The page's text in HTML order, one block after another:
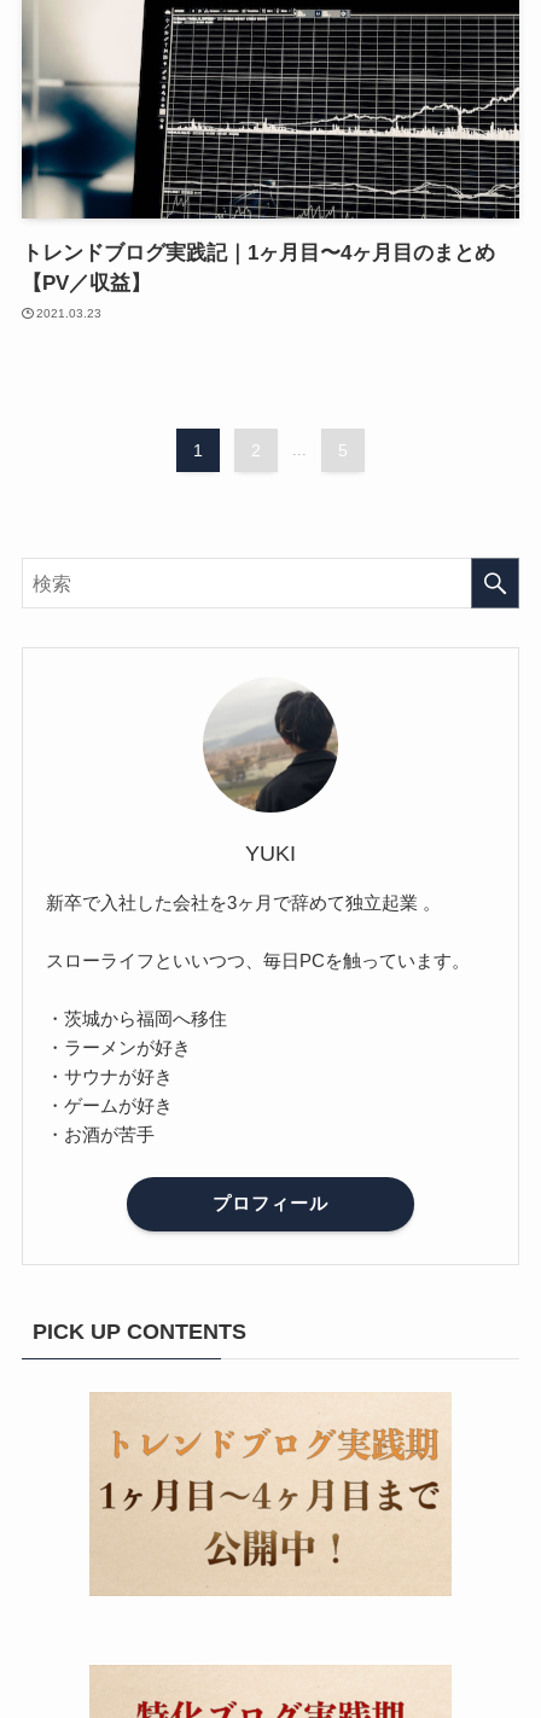
トレンドブログ実践記｜1ヶ月目〜4ヶ月目のまとめ
【PV／収益】
2021.03.23
1 2 ... 5
YUKI
新卒で入社した会社を3ヶ月で辞めて独立起業 。
スローライフといいつつ、毎日PCを触っています。
・茨城から福岡へ移住
・ラーメンが好き
・サウナが好き
・ゲームが好き
・お酒が苦手
プロフィール
PICK UP CONTENTS